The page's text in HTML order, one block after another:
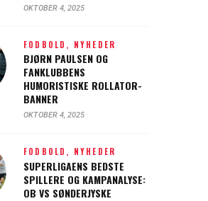
OKTOBER 4, 2025
FODBOLD, NYHEDER
BJØRN PAULSEN OG
FANKLUBBENS
HUMORISTISKE ROLLATOR-
BANNER
OKTOBER 4, 2025
FODBOLD, NYHEDER
SUPERLIGAENS BEDSTE
SPILLERE OG KAMPANALYSE:
OB VS SØNDERJYSKE